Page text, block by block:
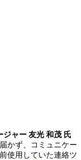
ジャー 友光 和茂 氏
かず、コミュニケー
使用していた連絡ツ